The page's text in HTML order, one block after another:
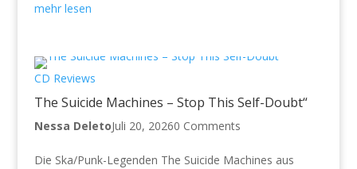
mehr lesen
CD Reviews
The Suicide Machines – Stop This Self-Doubt“
Nessa DeletoJuli 20, 20260 Comments
Die Ska/Punk-Legenden The Suicide Machines aus